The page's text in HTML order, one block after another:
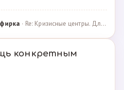
· Re: Кризисные центры. Для женщин, попавших в трудн… · 06.03.2022
конкретным